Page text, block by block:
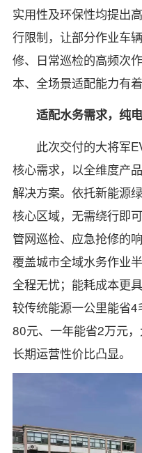
实用性及环保性均提出
行限制，让部分作业车
修、日常巡检的高频次
本、全场景适配能力有着
适配水务需求，纯
此次交付的大将军
核心需求，以全维度产
解决方案。依托新能源
核心区域，无需绕行即
管网巡检、应急抢修的
覆盖城市全域水务作业
全程无忧；能耗成本更
较传统能源一公里能省
80元、一年能省2万元，
长期运营性价比凸显。